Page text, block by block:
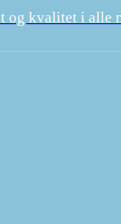
og kvalitet i alle